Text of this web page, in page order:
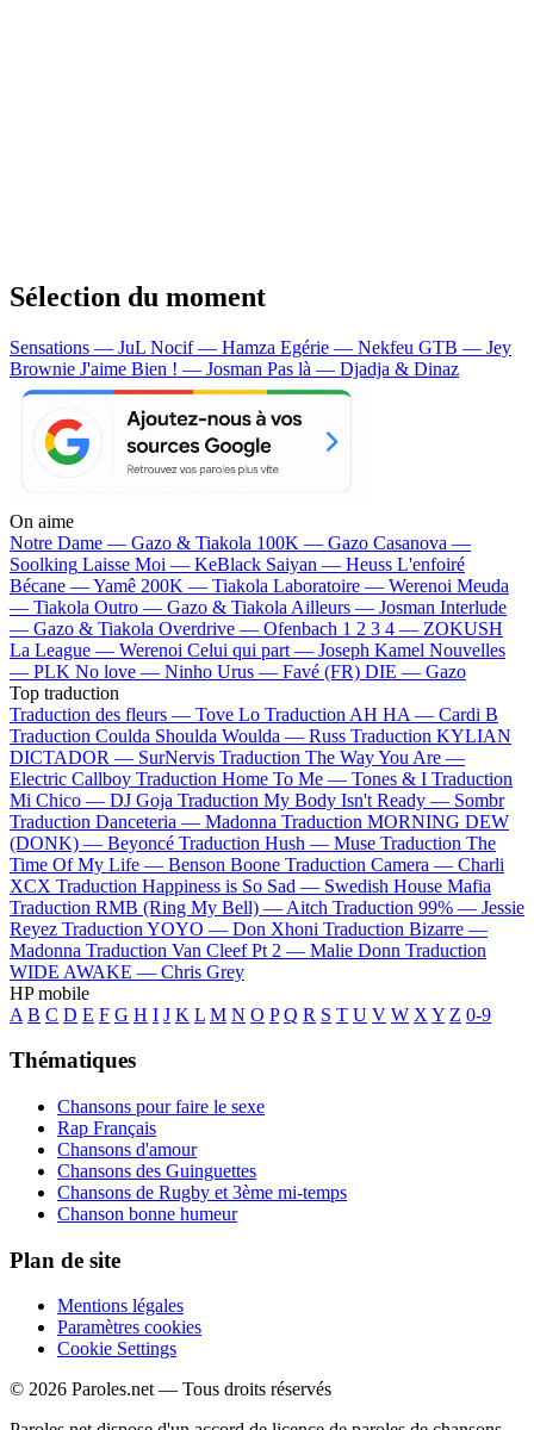
Sélection du moment
Sensations — JuL Nocif — Hamza Egérie — Nekfeu GTB — Jey
Brownie J'aime Bien ! — Josman Pas là — Djadja & Dinaz
On aime
Notre Dame — Gazo & Tiakola 100K — Gazo Casanova —
Soolking Laisse Moi — KeBlack Saiyan — Heuss L'enfoiré
Bécane —Yamê 200K — Tiakola Laboratoire — Werenoi Meuda
— Tiakola Outro — Gazo & Tiakola Ailleurs — Josman Interlude
— Gazo & Tiakola Overdrive — Ofenbach 1 2 3 4 — ZOKUSH
La League — Werenoi Celui qui part — Joseph Kamel Nouvelles
— PLK No love — Ninho Urus — Favé (FR) DIE — Gazo
Top traduction
Traduction des fleurs — Tove Lo Traduction AH HA — Cardi B
Traduction Coulda Shoulda Woulda — Russ Traduction KYLIAN
DICTADOR — SurNervis Traduction The Way You Are —
Electric Callboy Traduction Home To Me — Tones & I Traduction
Mi Chico — DJ Goja Traduction My Body Isn't Ready — Sombr
Traduction Danceteria — Madonna Traduction MORNING DEW
(DONK) — Beyoncé Traduction Hush — Muse Traduction The
Time Of My Life — Benson Boone Traduction Camera — Charli
XCX Traduction Happiness is So Sad — Swedish House Mafia
Traduction RMB (Ring My Bell) — Aitch Traduction 99% — Jessie
Reyez Traduction YOYO — Don Xhoni Traduction Bizarre —
Madonna Traduction Van Cleef Pt 2 — Malie Donn Traduction
WIDE AWAKE — Chris Grey
HP mobile
A B C D E F G H I J K L M N O P Q R S T U V W X Y Z 0-9
Thématiques
Chansons pour faire le sexe
Rap Français
Chansons d'amour
Chansons des Guinguettes
Chansons de Rugby et 3ème mi-temps
Chanson bonne humeur
Plan de site
Mentions légales
Paramètres cookies
Cookie Settings
© 2026 Paroles.net — Tous droits réservés